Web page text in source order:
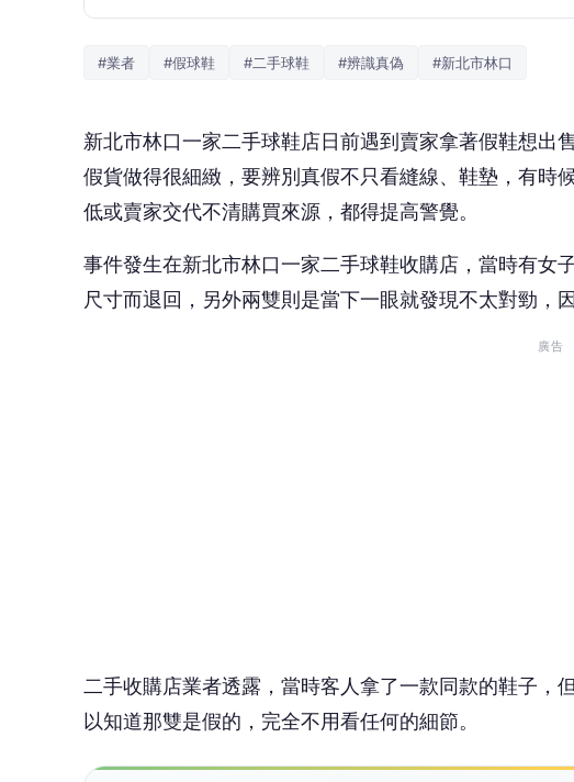
#業者 #假球鞋 #二手球鞋 #辨識真偽 #新北市林口
新北市林口一家二手球鞋店日前遇到賣家拿著假鞋想出
假貨做得很細緻，要辨別真假不只看縫線、鞋墊，有時
低或賣家交代不清購買來源，都得提高警覺。
事件發生在新北市林口一家二手球鞋收購店，當時有女
尺寸而退回，另外兩雙則是當下一眼就發現不太對勁，
廣告
二手收購店業者透露，當時客人拿了一款同款的鞋子，
以知道那雙是假的，完全不用看任何的細節。